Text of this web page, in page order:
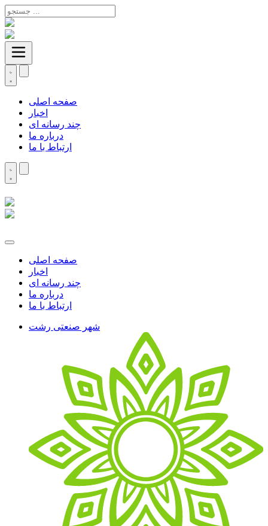
صفحه اصلی
اخبار
چند رسانه ای
درباره ما
ارتباط با ما
صفحه اصلی
اخبار
چند رسانه ای
درباره ما
ارتباط با ما
شهر صنعتی رشت